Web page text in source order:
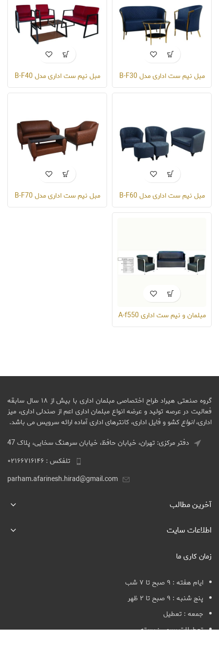
مبل نیم ست اداری مدل B-F30 مبل نیم ست اداری مدل B-F40
مبل نیم ست اداری مدل B-F60 مبل نیم ست اداری مدل B-F70
مبلمان و نیم ست اداری A-f550
گروه صنعتی هیراد طراح اختصاصی مبلمان اداری با بیش از ۱۸ سال سابقه
فعالیت در عرصه تولید و عرضه انواع مبلمان اداری اعم از صندلی اداری، میز
اداری،انواعکشو و فایل اداری، کانترهای اداری آماده ارائه سرویس می باشد.
دفتر مرکزی: تهران، خیابان حافظ، خیابان سرهنگ سخایی، پلاک 47
تلفکس : ۰۲۱۶۶۷۱۶۱۴۶
parham.afarinesh.hirad@gmail.com
آخرین مطالب
اطلاعات سایت
زمان کاری ما
ایام هفته : ۹ صبح تا ۷ شب
پنج شنبه : ۹ صبح تا ۲ ظهر
جمعه : تعطیل
تعطیلات رسمی : بسته